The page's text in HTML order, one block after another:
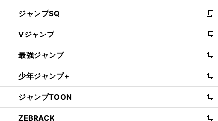
し
い
ウ
ィ
ン
ド
ウ
で
開
く
ジャンプSQ
新
し
い
ウ
ィ
ン
ド
ウ
で
開
く
Vジャンプ
新
し
い
ウ
ィ
ン
ド
ウ
で
最強ジャンプ
新
し
い
ウ
ィ
ン
ド
少年ジャンプ+
新
し
い
ウ
ィ
ジャンプTOON
新
し
ZEBRACK